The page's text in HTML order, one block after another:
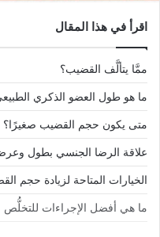
اقرأ في هذا المقال
ممَّا يتألَّف القضيب؟
ما هو طول العضو الذكري
متى يكون حجم القضيب صغيرًا؟
علاقة الرضا الجنسي بطول
الخيارات المتاحة لزيادة حجم
ما هي أفضل الإجراءات للتخلُّص